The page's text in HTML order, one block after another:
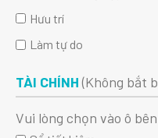
Hưu trí
Làm tự do
TÀI CHÍNH(Không bắt
Vui lòng chọn vào ô